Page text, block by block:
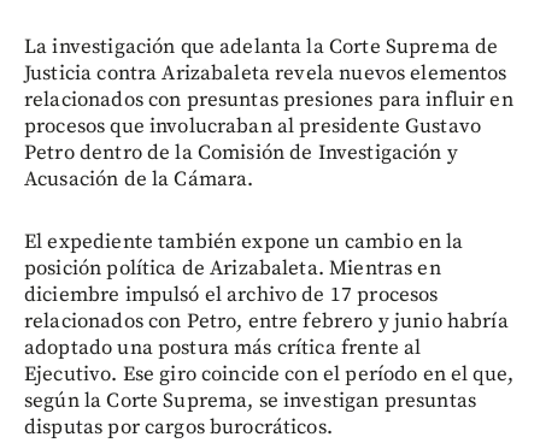
La investigación que adelanta la Corte Suprema de
Justicia contra Arizabaleta revela nuevos elementos
relacionados con presuntas presiones para influir en
procesos que involucraban al presidente Gustavo
Petro dentro de la Comisión de Investigación y
Acusación de la Cámara.
El expediente también expone un cambio en la
posición política de Arizabaleta. Mientras en
diciembre impulsó el archivo de 17 procesos
relacionados con Petro, entre febrero y junio habría
adoptado una postura más crítica frente al
Ejecutivo. Ese giro coincide con el período en el que,
según la Corte Suprema, se investigan presuntas
disputas por cargos burocráticos.